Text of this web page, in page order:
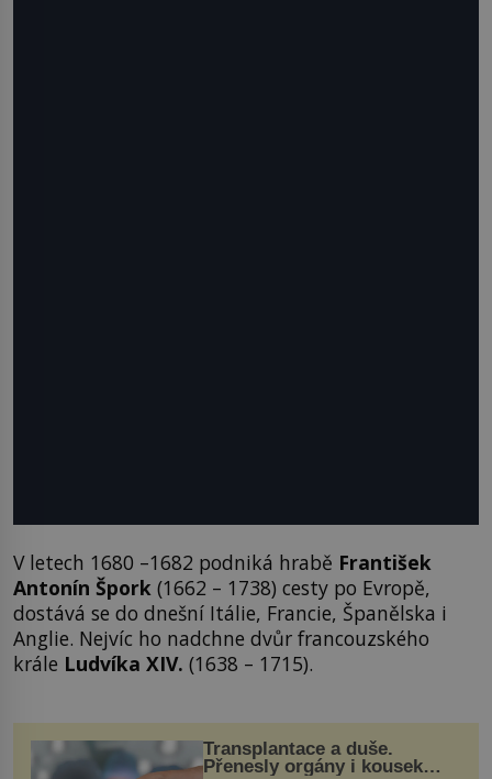
V letech 1680 –1682 podniká hrabě František
Antonín Špork (1662 – 1738) cesty po Evropě,
dostává se do dnešní Itálie, Francie, Španělska i
Anglie. Nejvíc ho nadchne dvůr francouzského
krále Ludvíka XIV. (1638 – 1715).
Transplantace a duše.
Přenesly orgány i kousek